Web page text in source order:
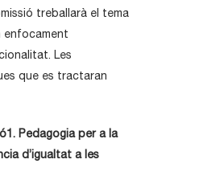
treballarà el tema
enfocament
Les
que es tractaran
Pedagogia per a la
d’igualtat a les